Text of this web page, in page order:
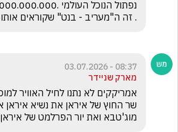
. זה ה"מעריב - בנט" שקוראים אותו 6 אזרחים .
08:37 - 03.07.2026
מארק שניידר
מוג'טבא ואת יור הפרלמט של איראן